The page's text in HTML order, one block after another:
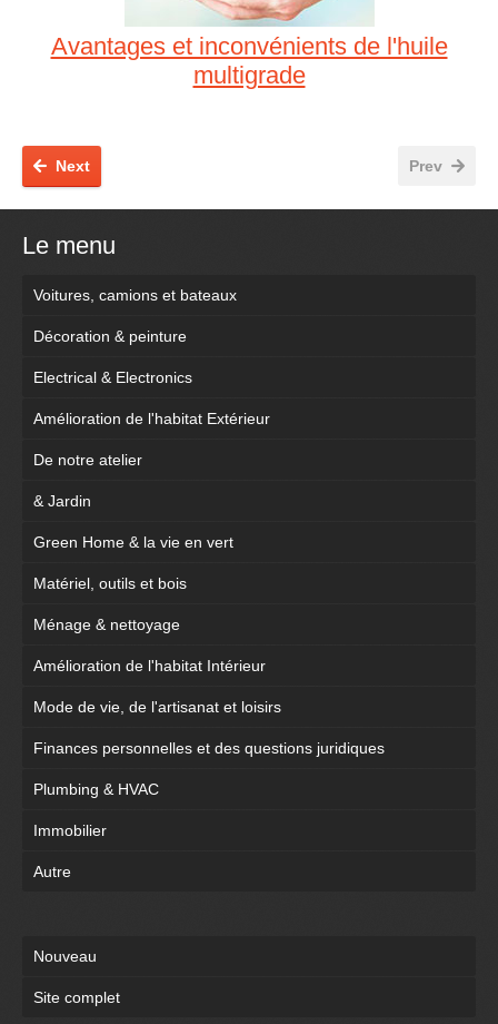
Avantages et inconvénients de l'huile
multigrade
Prev
Next
Le menu
Voitures, camions et bateaux
Décoration & peinture
Electrical & Electronics
Amélioration de l'habitat Extérieur
De notre atelier
& Jardin
Green Home & la vie en vert
Matériel, outils et bois
Ménage & nettoyage
Amélioration de l'habitat Intérieur
Mode de vie, de l'artisanat et loisirs
Finances personnelles et des questions juridiques
Plumbing & HVAC
Immobilier
Autre
Nouveau
Site complet